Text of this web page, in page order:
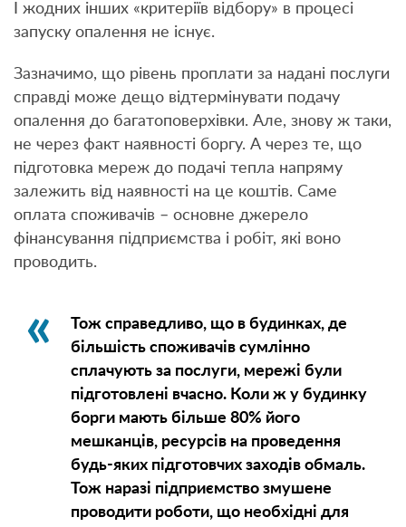
І жодних інших «критеріїв відбору» в процесі
запуску опалення не існує.
Зазначимо, що рівень проплати за надані послуги
справді може дещо відтермінувати подачу
опалення до багатоповерхівки. Але, знову ж таки,
не через факт наявності боргу. А через те, що
підготовка мереж до подачі тепла напряму
залежить від наявності на це коштів. Саме
оплата споживачів – основне джерело
фінансування підприємства і робіт, які воно
проводить.
Тож справедливо, що в будинках, де
більшість споживачів сумлінно
сплачують за послуги, мережі були
підготовлені вчасно. Коли ж у будинку
борги мають більше 80% його
мешканців, ресурсів на проведення
будь-яких підготовчих заходів обмаль.
Тож наразі підприємство змушене
проводити роботи, що необхідні для